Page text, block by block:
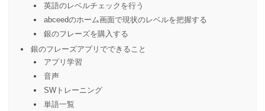
英語のレベルチェックを行う
abceedのホーム画面で現状のレベルを把握する
銀のフレーズを購入する
銀のフレーズアプリでできること
アプリ学習
音声
SWトレーニング
単語一覧